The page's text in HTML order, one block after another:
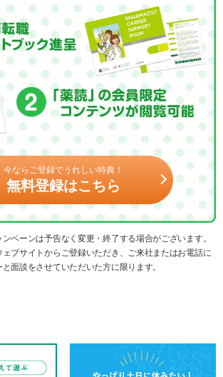
今ならご登録でうれしい特典！
無料登録はこちら
ペーンは予告なく変更・終了する場合がございます。
ブサイトからご登録いただき、ご来社またはお電話に
面談をさせていただいた方に限ります。